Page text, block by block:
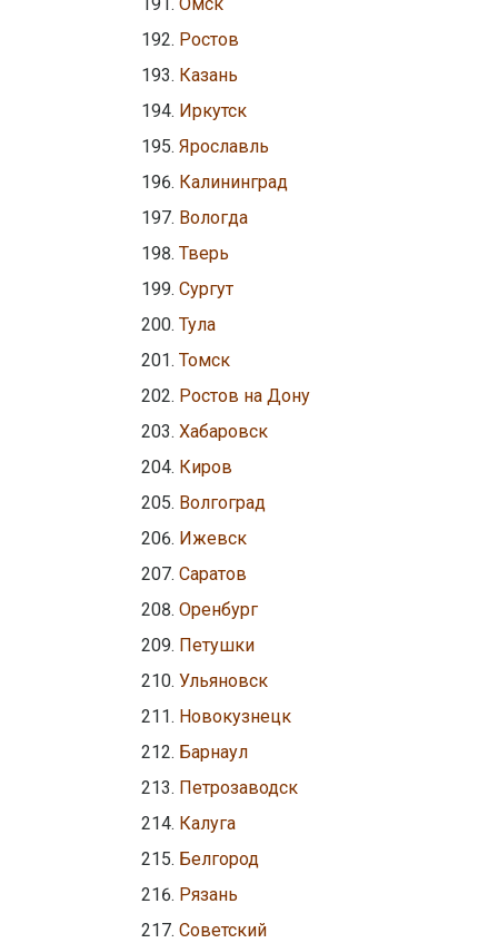
Ростов
Казань
Иркутск
Ярославль
Калининград
Вологда
Тверь
Сургут
Тула
Томск
Ростов на Дону
Хабаровск
Киров
Волгоград
Ижевск
Саратов
Оренбург
Петушки
Ульяновск
Новокузнецк
Барнаул
Петрозаводск
Калуга
Белгород
Рязань
Советский